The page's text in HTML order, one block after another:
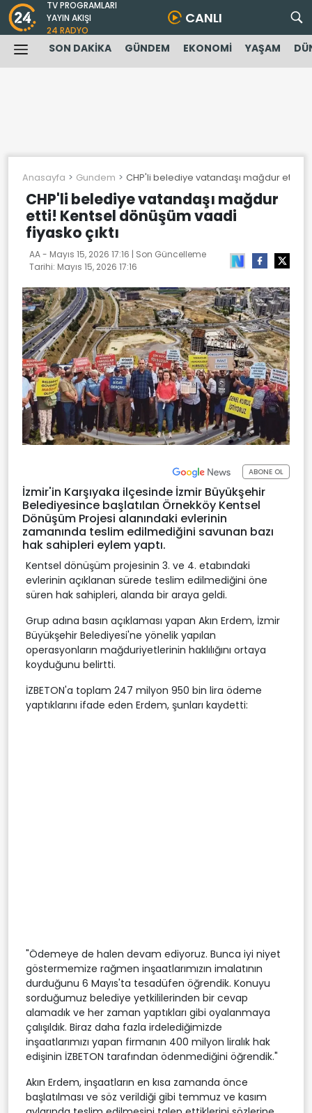
TV PROGRAMLARI
YAYIN AKIŞI
24 RADYO
CANLI
SON DAKİKA GÜNDEM EKONOMİ YAŞAM
Anasayfa Gundem CHP'li belediye vatandaşı mağdur etti!
CHP'li belediye vatandaşı mağdur
etti! Kentsel dönüşüm vaadi
fiyasko çıktı
AA - Mayıs 15, 2026 17:16 | Son Güncelleme
Tarihi: Mayıs 15, 2026 17:16
ABONE OL
İzmir'in Karşıyaka ilçesinde İzmir Büyükşehir
Belediyesince başlatılan Örnekköy Kentsel
Dönüşüm Projesi alanındaki evlerinin
zamanında teslim edilmediğini savunan bazı
hak sahipleri eylem yaptı.
Kentsel dönüşüm projesinin 3. ve 4. etabındaki
evlerinin açıklanan sürede teslim edilmediğini öne
süren hak sahipleri, alanda bir araya geldi.
Grup adına basın açıklaması yapan Akın Erdem, İzmir
Büyükşehir Belediyesi'ne yönelik yapılan
operasyonların mağduriyetlerinin haklılığını ortaya
koyduğunu belirtti.
İZBETON'a toplam 247 milyon 950 bin lira ödeme
yaptıklarını ifade eden Erdem, şunları kaydetti:
"Ödemeye de halen devam ediyoruz. Bunca iyi niyet
göstermemize rağmen inşaatlarımızın imalatının
durduğunu 6 Mayıs'ta tesadüfen öğrendik. Konuyu
sorduğumuz belediye yetkililerinden bir cevap
alamadık ve her zaman yaptıkları gibi oyalanmaya
çalışıldık. Biraz daha fazla irdelediğimizde
inşaatlarımızı yapan firmanın 400 milyon liralık hak
edişinin İZBETON tarafından ödenmediğini öğrendik."
Akın Erdem, inşaatların en kısa zamanda önce
başlatılması ve söz verildiği gibi temmuz ve kasım